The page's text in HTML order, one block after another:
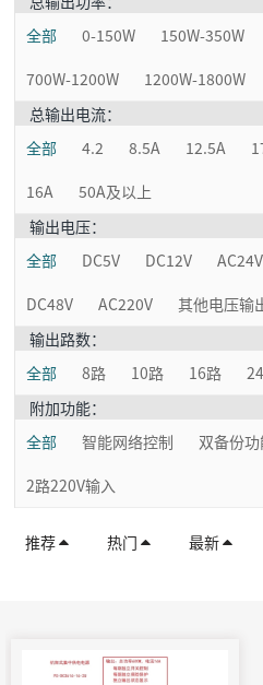
全部
0-150W 150W-350W
700W-1200W
1200W-1800W
总输出电流：
全部
4.2 8.5A 12.5A
16A
50A及以上
输出电压：
全部
DC5V DC12V AC24V
DC48V
AC220V 其他电压输
输出路数：
全部
8路 10路 16路
附加功能：
全部
智能网络控制 双备份
2路220V输入
推荐 热门 最新